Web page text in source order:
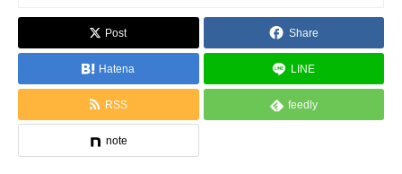
Post Share
Hatena LINE
RSS feedly
note